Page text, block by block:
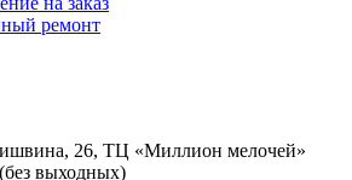
ремонт
26, ТЦ «Миллион мелочей»
выходных)